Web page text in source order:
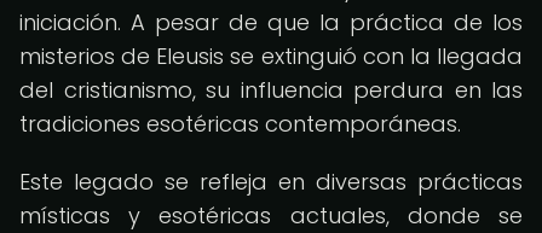
iniciación. A pesar de que la práctica de los
misterios de Eleusis se extinguió con la llegada
del cristianismo, su influencia perdura en las
tradiciones esotéricas contemporáneas.
Este legado se refleja en diversas prácticas
místicas y esotéricas actuales, donde se